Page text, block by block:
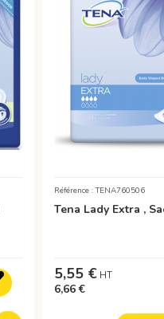
Référence : TENA760506
Tena Lady Extra ,
5,55 €
6,66 €